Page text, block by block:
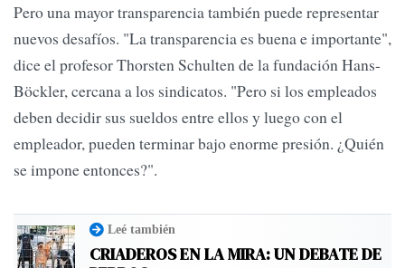
Pero una mayor transparencia también puede representar
nuevos desafíos. "La transparencia es buena e importante",
dice el profesor Thorsten Schulten de la fundación Hans-
Böckler, cercana a los sindicatos. "Pero si los empleados
deben decidir sus sueldos entre ellos y luego con el
empleador, pueden terminar bajo enorme presión. ¿Quién
se impone entonces?".
Leé también
CRIADEROS EN LA MIRA: UN DEBATE DE